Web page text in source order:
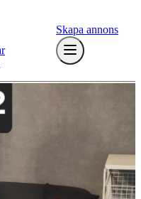
Skapa annons